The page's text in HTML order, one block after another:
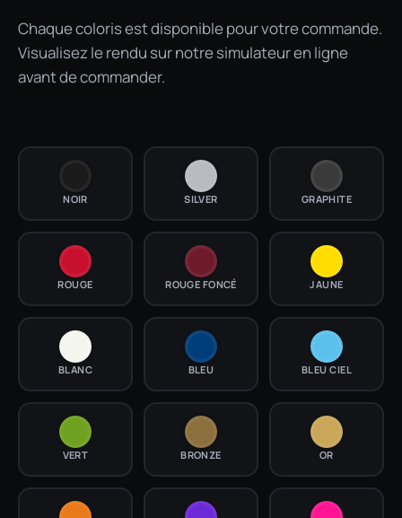
Chaque coloris est disponible pour votre commande.
Visualisez le rendu sur notre simulateur en ligne
avant de commander.
NOIR SILVER GRAPHITE
ROUGE ROUGE FONCÉ JAUNE
BLANC BLEU BLEU CIEL
VERT BRONZE OR